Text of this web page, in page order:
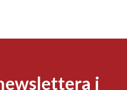
i